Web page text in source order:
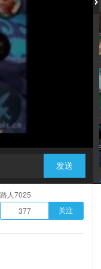
发送
路人7025
377
关注